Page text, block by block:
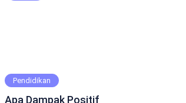
Pendidikan
Apa Dampak Positif